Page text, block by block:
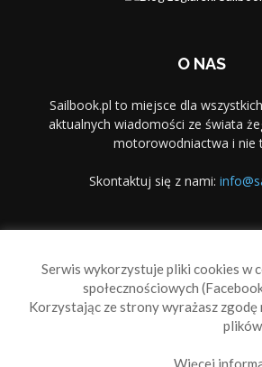
O NAS
Sailbook.pl to miejsce dla
aktualnych wiadomości ze świata
motorowodniactwa i nie
Skontaktuj się z nami:
Serwis wykorzystuje pliki cookies w
społecznościowych
Korzystając ze strony wyrażasz
Więcej